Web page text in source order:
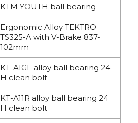
KTM YOUTH ball bearing
Ergonomic Alloy TEKTRO
TS325-A with V-Brake 837-
102mm
KT-A1GF alloy ball bearing 24
H clean bolt
KT-A11R alloy ball bearing 24
H clean bolt